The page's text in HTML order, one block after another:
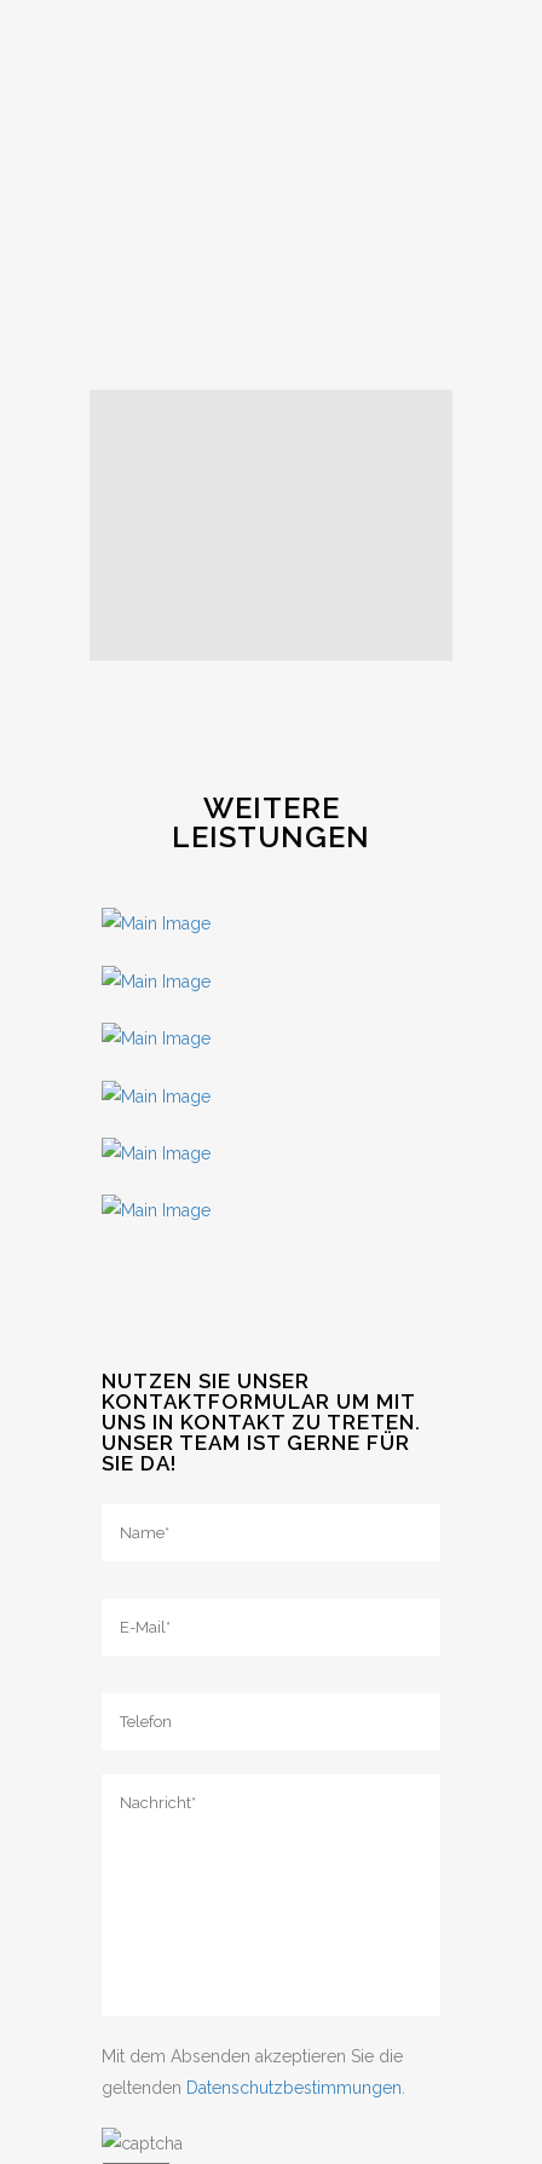
WEITERE
LEISTUNGEN
NUTZEN SIE UNSER
KONTAKTFORMULAR UM MIT
UNS IN KONTAKT ZU TRETEN.
UNSER TEAM IST GERNE FÜR
SIE DA!
Mit dem Absenden akzeptieren Sie die
geltenden Datenschutzbestimmungen.